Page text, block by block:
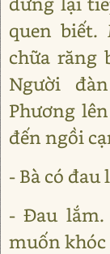
quen biết.
chữa răng
Người
Phương
đến ngồi
- Bà có đau
- Đau
muốn